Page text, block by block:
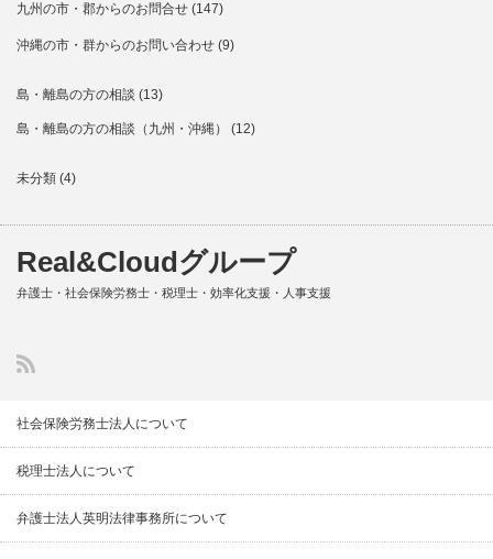
九州の市・郡からのお問合せ (147)
沖縄の市・群からのお問い合わせ (9)
島・離島の方の相談 (13)
島・離島の方の相談（九州・沖縄） (12)
未分類 (4)
Real&Cloudグループ
弁護士・社会保険労務士・税理士・効率化支援・人事支援
社会保険労務士法人について
税理士法人について
弁護士法人英明法律事務所について